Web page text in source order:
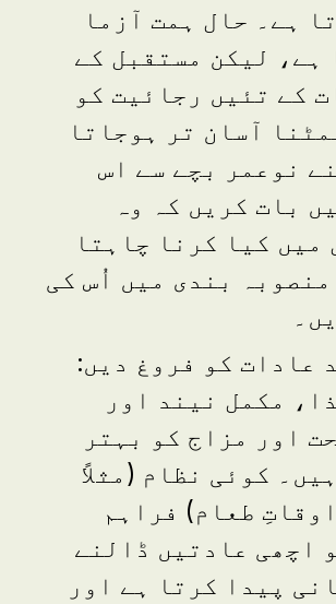
ہے۔ حال ہمت آزما
ہے، لیکن مستقبل کے
کے تئیں رجائیت کو
آسان تر ہوجاتا
نوعمر بچے سے اس
بات کریں کہ وہ
میں کیا کرنا چاہتا
منصوبہ بندی میں اُس کی
عادات کو فروغ دیں:
مکمل نیند اور
اور مزاج کو بہتر
کوئی نظام (مثلاً
طعام) فراہم
اچھی عادتیں ڈالنے
پیدا کرتا ہے اور